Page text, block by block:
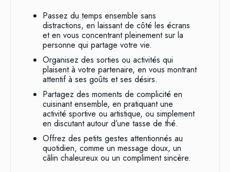
Passez du temps ensemble sans
distractions, en laissant de côté les écrans
et en vous concentrant pleinement sur la
personne qui partage votre vie.
Organisez des sorties ou activités qui
plaisent à votre partenaire, en vous montrant
attentif à ses goûts et ses désirs.
Partagez des moments de complicité en
cuisinant ensemble, en pratiquant une
activité sportive ou artistique, ou simplement
en discutant autour d’une tasse de thé.
Offrez des petits gestes attentionnés au
quotidien, comme un message doux, un
câlin chaleureux ou un compliment sincère.